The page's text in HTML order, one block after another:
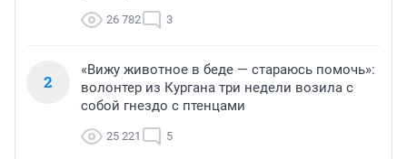
26 782 3
2
«Вижу животное в беде — стараюсь помочь»:
волонтер из Кургана три недели возила с
собой гнездо с птенцами
25 221 5